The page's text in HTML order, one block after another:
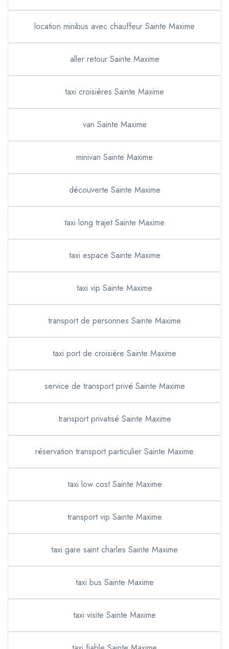
location minibus avec chauffeur Sainte Maxime
aller retour Sainte Maxime
taxi croisières Sainte Maxime
van Sainte Maxime
minivan Sainte Maxime
découverte Sainte Maxime
taxi long trajet Sainte Maxime
taxi espace Sainte Maxime
taxi vip Sainte Maxime
transport de personnes Sainte Maxime
taxi port de croisière Sainte Maxime
service de transport privé Sainte Maxime
transport privatisé Sainte Maxime
réservation transport particulier Sainte Maxime
taxi low cost Sainte Maxime
transport vip Sainte Maxime
taxi gare saint charles Sainte Maxime
taxi bus Sainte Maxime
taxi visite Sainte Maxime